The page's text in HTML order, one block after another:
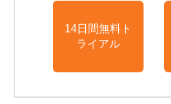
14日間無料ト
ライアル